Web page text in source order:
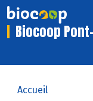
Biocoop
Accueil